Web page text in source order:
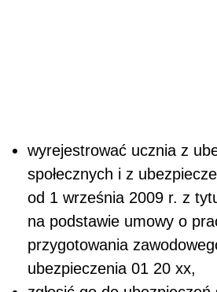
wyrejestrować ucznia z
społecznych i z
od 1 września 2009 r. z
na podstawie umowy o
przygotowania
ubezpieczenia 01 20 xx,